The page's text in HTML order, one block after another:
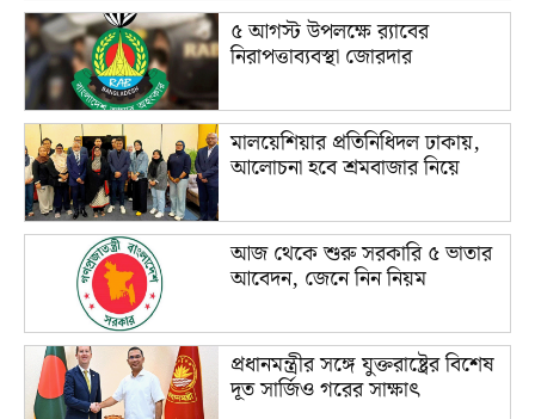
৫ আগস্ট উপলক্ষে র‌্যাবের
নিরাপত্তাব্যবস্থা জোরদার
মালয়েশিয়ার প্রতিনিধিদল ঢাকায়,
আলোচনা হবে শ্রমবাজার নিয়ে
আজ থেকে শুরু সরকারি ৫ ভাতার
আবেদন, জেনে নিন নিয়ম
প্রধানমন্ত্রীর সঙ্গে যুক্তরাষ্ট্রের বিশেষ
দূত সার্জিও গরের সাক্ষাৎ